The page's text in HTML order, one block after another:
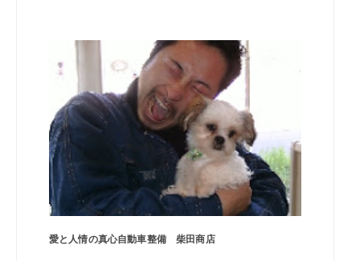
愛と人情の真心自動車整備 柴田商店